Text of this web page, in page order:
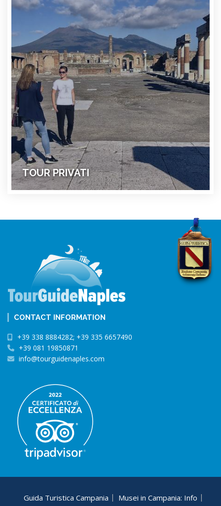
TOUR PRIVATI
CONTACT INFORMATION
+39 338 8884282; +39 335 6657490
+39 081 19850871
info@tourguidenaples.com
Guida Turistica Campania
Musei in Campania: Info